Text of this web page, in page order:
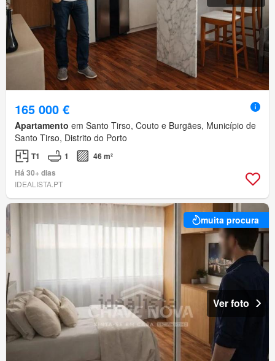
165 000 €
Apartamento em Santo Tirso, Couto e Burgães, Município de
Santo Tirso, Distrito do Porto
T1 1
46 m²
Há 30+ dias
IDEALISTA.PT
muita procura
Ver foto